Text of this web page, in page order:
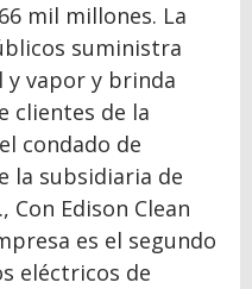
mil millones. La
suministra
y vapor y brinda
clientes de la
condado de
la subsidiaria de
Con Edison Clean
es el segundo
eléctricos de